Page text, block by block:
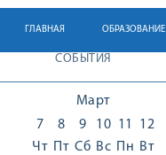
ГЛАВНАЯ ОБРАЗОВАНИЕ
СОБЫТИЯ
Март
7
Чт
8
Пт
9
Сб
10
Вс
11
Пн
12
Вт